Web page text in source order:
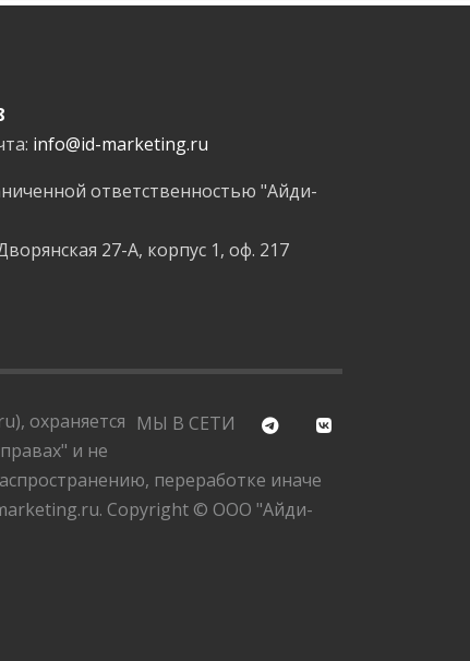
info@id-marketing.ru
ответственностью "Айди-
27-А, корпус 1, оф. 217
МЫ В СЕТИ
охраняется
и не
переработке иначе
Copyright © ООО "Айди-